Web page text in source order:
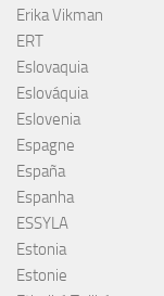
Erika Vikman
ERT
Eslovaquia
Eslováquia
Eslovenia
Espagne
España
Espanha
ESSYLA
Estonia
Estonie